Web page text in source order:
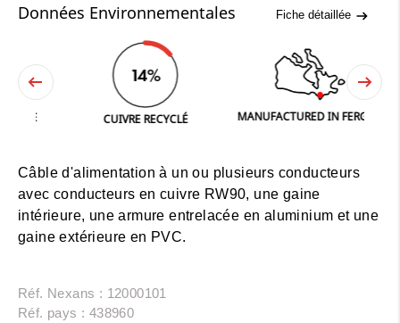
Données Environnementales Fiche détaillée
14%
CUIVRE RECYCLÉ MANUFACTURED IN FERGUS
Câble d'alimentation à un ou plusieurs conducteurs
avec conducteurs en cuivre RW90, une gaine
intérieure, une armure entrelacée en aluminium et une
gaine extérieure en PVC.
Réf. Nexans : 12000101
Réf. pays : 438960